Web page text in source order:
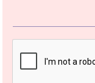
a
i